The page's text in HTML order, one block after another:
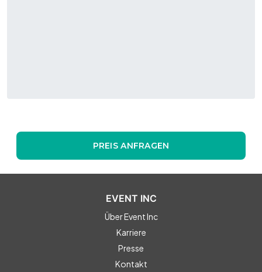
PREIS ANFRAGEN
EVENT INC
Über Event Inc
Karriere
Presse
Kontakt